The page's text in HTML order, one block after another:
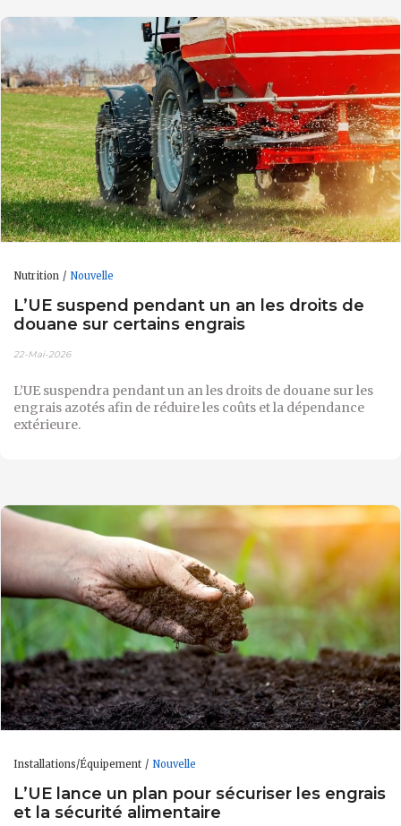
Nutrition Nouvelle
L’UE suspend pendant un an les droits de
douane sur certains engrais
22-Mai-2026
L’UE suspendra pendant un an les droits de douane sur les
engrais azotés afin de réduire les coûts et la dépendance
extérieure.
Installations/Équipement Nouvelle
L’UE lance un plan pour sécuriser les engrais
et la sécurité alimentaire